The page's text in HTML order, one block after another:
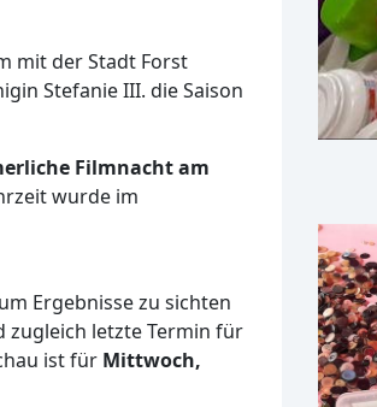
mit der Stadt Forst
Stefanie III. die Saison
Filmnacht am
wurde im
Ergebnisse zu sichten
zugleich letzte Termin für
ist für Mittwoch,